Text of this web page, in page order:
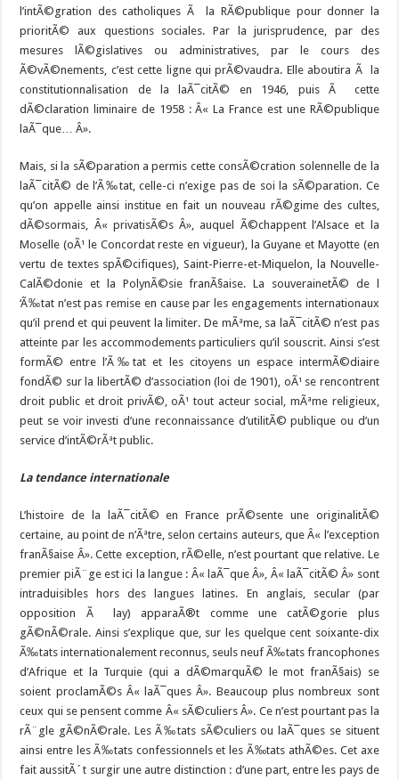
l’intÃ©gration des catholiques Ã la RÃ©publique pour donner la
prioritÃ© aux questions sociales. Par la jurisprudence, par des
mesures lÃ©gislatives ou administratives, par le cours des
Ã©vÃ©nements, c’est cette ligne qui prÃ©vaudra. Elle aboutira Ã la
constitutionnalisation de la laÃ¯citÃ© en 1946, puis Ã cette
dÃ©claration liminaire de 1958 : Â« La France est une RÃ©publique
laÃ¯que… Â».
Mais, si la sÃ©paration a permis cette consÃ©cration solennelle de la
laÃ¯citÃ© de l’Ã‰tat, celle-ci n’exige pas de soi la sÃ©paration. Ce
qu’on appelle ainsi institue en fait un nouveau rÃ©gime des cultes,
dÃ©sormais, Â« privatisÃ©s Â», auquel Ã©chappent l’Alsace et la
Moselle (oÃ¹ le Concordat reste en vigueur), la Guyane et Mayotte (en
vertu de textes spÃ©cifiques), Saint-Pierre-et-Miquelon, la Nouvelle-
CalÃ©donie et la PolynÃ©sie franÃ§aise. La souverainetÃ© de l
‘Ã‰tat n’est pas remise en cause par les engagements internationaux
qu’il prend et qui peuvent la limiter. De mÃªme, sa laÃ¯citÃ© n’est pas
atteinte par les accommodements particuliers qu’il souscrit. Ainsi s’est
formÃ© entre l’Ã‰tat et les citoyens un espace intermÃ©diaire
fondÃ© sur la libertÃ© d’association (loi de 1901), oÃ¹ se rencontrent
droit public et droit privÃ©, oÃ¹ tout acteur social, mÃªme religieux,
peut se voir investi d’une reconnaissance d’utilitÃ© publique ou d’un
service d’intÃ©rÃªt public.
La tendance internationale
L’histoire de la laÃ¯citÃ© en France prÃ©sente une originalitÃ©
certaine, au point de n’Ãªtre, selon certains auteurs, que Â« l’exception
franÃ§aise Â». Cette exception, rÃ©elle, n’est pourtant que relative. Le
premier piÃ¨ge est ici la langue : Â« laÃ¯que Â», Â« laÃ¯citÃ© Â» sont
intraduisibles hors des langues latines. En anglais, secular (par
opposition Ã lay) apparaÃ®t comme une catÃ©gorie plus
gÃ©nÃ©rale. Ainsi s’explique que, sur les quelque cent soixante-dix
Ã‰tats internationalement reconnus, seuls neuf Ã‰tats francophones
d’Afrique et la Turquie (qui a dÃ©marquÃ© le mot franÃ§ais) se
soient proclamÃ©s Â« laÃ¯ques Â». Beaucoup plus nombreux sont
ceux qui se pensent comme Â« sÃ©culiers Â». Ce n’est pourtant pas la
rÃ¨gle gÃ©nÃ©rale. Les Ã‰tats sÃ©culiers ou laÃ¯ques se situent
ainsi entre les Ã‰tats confessionnels et les Ã‰tats athÃ©es. Cet axe
fait aussitÃ´t surgir une autre distinction : d’une part, entre les pays de